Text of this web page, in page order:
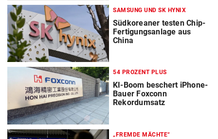
SAMSUNG UND SK HYNIX
Südkoreaner testen Chip-
Fertigungsanlage aus
China
54 PROZENT PLUS
KI-Boom beschert iPhone-
Bauer Foxconn
Rekordumsatz
„FREMDE MÄCHTE“